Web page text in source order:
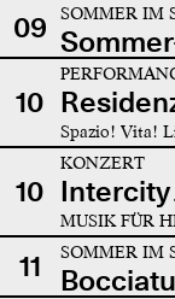
09
SOMMER IM
10
Spazio! Vita!
10
KONZERT
Intercity
MUSIK FÜR
11 SOMMER IM